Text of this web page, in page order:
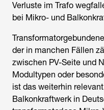
Verluste im Trafo
bei Mikro- und
der in manchen Fällen
zwischen PV-Seite und
Modultypen oder
ist das weiterhin
Balkonkraftwerk in